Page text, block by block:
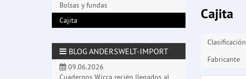
Cajita
Clasificación
Fabricante
Bolsas y fundas
Cajita
BLOG ANDERSWELT-IMPORT
09.06.2026